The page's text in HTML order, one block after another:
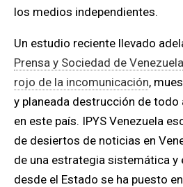
los medios independientes.
Un estudio reciente llevado
Prensa y Sociedad de Venezuela
rojo de la incomunicación,
y planeada destrucción de todo
en este país. IPYS Venezuela
de desiertos de noticias en
de una estrategia sistemática y
desde el Estado se ha puesto